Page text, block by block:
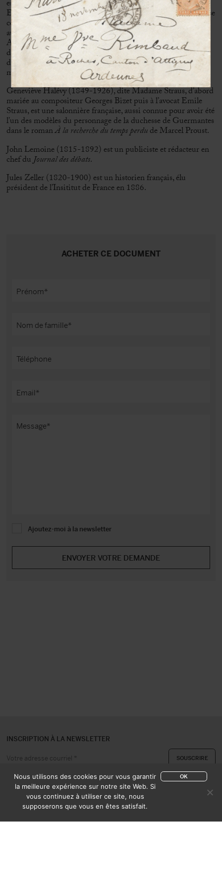
est le principal auteur du Journal, poursuivi ensuite par
Edmond, resté seul. Sous-titréMémoires de la vie littéraire, il se
compose d’un ensemble de notes, généralement brèves, prises
au jour le jour.
Ami proche d’Alphonse Daudet (et du cercle naturaliste), les
deux écrivains se fréquente très régulièrement toute leur vie
durant. C’est d’ailleurs chez Daudet à Draveil qu’il trouve la
mort le 16 juillet 1896.
Geneviève Halévy (1849-1926), dite Madame Straus, d’abord
mariée au compositeur Georges Bizet puis à l’avocat Emile
Straus, est une salonnière française, aussi connue pour avoir été
l’un des modèles du personnage de la duchesse de Guermantes
dans le romanÀ la recherche du temps perdude Marcel Proust.
John Lemoine (1815-1892) est un publiciste et rédacteur en
chef duJournal des débats.
Jules Zeller (1820-1900) est un historien français, élu
président de l’Insititut de France en 1886.
ACHETER CE DOCUMENT
Ajoutez-moi à la newsletter
INSCRIPTION À LA NEWSLETTER
Nous utilisons des cookies pour vous garantir
la meilleure expérience sur notre site Web. Si
vous continuez à utiliser ce site, nous
supposerons que vous en êtes satisfait.
OK